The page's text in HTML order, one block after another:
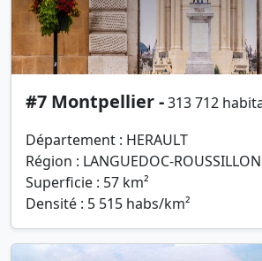
#7 Montpellier -313 712
Département : HERAULT
Région : LANGUEDOC-ROUSSILLON
Superficie : 57 km²
Densité : 5 515 habs/km²